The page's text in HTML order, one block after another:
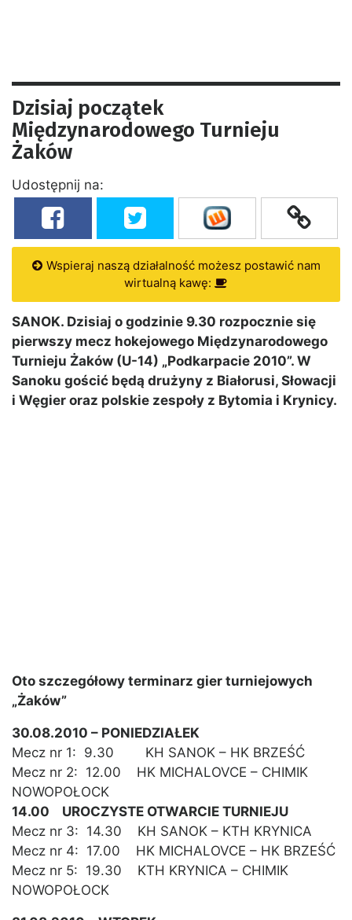
Dzisiaj początek
Międzynarodowego Turnieju
Żaków
Udostępnij na:
Wspieraj naszą działalność możesz postawić nam
wirtualną kawę:
SANOK. Dzisiaj o godzinie 9.30 rozpocznie się
pierwszy mecz hokejowego Międzynarodowego
Turnieju Żaków (U-14) „Podkarpacie 2010”. W
Sanoku gościć będą drużyny z Białorusi, Słowacji
i Węgier oraz polskie zespoły z Bytomia i Krynicy.
Oto szczegółowy terminarz gier turniejowych
„Żaków”
30.08.2010 – PONIEDZIAŁEK
Mecz nr 1: 9.30 KH SANOK – HK BRZEŚĆ
Mecz nr 2: 12.00 HK MICHALOVCE – CHIMIK
NOWOPOŁOCK
14.00 UROCZYSTE OTWARCIE TURNIEJU
Mecz nr 3: 14.30 KH SANOK – KTH KRYNICA
Mecz nr 4: 17.00 HK MICHALOVCE – HK BRZEŚĆ
Mecz nr 5: 19.30 KTH KRYNICA – CHIMIK
NOWOPOŁOCK